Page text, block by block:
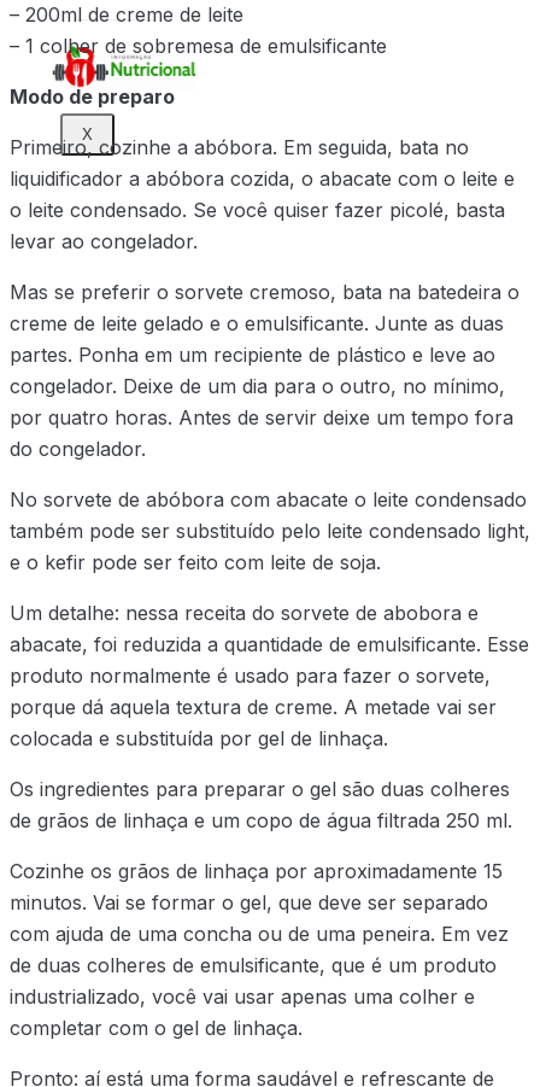
X
– 200ml de creme de leite
– 1 colher de sobremesa de emulsificante
Modo de preparo
Primeiro, cozinhe a abóbora. Em seguida, bata no
liquidificador a abóbora cozida, o abacate com o leite e
o leite condensado. Se você quiser fazer picolé, basta
levar ao congelador.
Mas se preferir o sorvete cremoso, bata na batedeira o
creme de leite gelado e o emulsificante. Junte as duas
partes. Ponha em um recipiente de plástico e leve ao
congelador. Deixe de um dia para o outro, no mínimo,
por quatro horas. Antes de servir deixe um tempo fora
do congelador.
No sorvete de abóbora com abacate o leite condensado
também pode ser substituído pelo leite condensado light,
e o kefir pode ser feito com leite de soja.
Um detalhe: nessa receita do sorvete de abobora e
abacate, foi reduzida a quantidade de emulsificante. Esse
produto normalmente é usado para fazer o sorvete,
porque dá aquela textura de creme. A metade vai ser
colocada e substituída por gel de linhaça.
Os ingredientes para preparar o gel são duas colheres
de grãos de linhaça e um copo de água filtrada 250 ml.
Cozinhe os grãos de linhaça por aproximadamente 15
minutos. Vai se formar o gel, que deve ser separado
com ajuda de uma concha ou de uma peneira. Em vez
de duas colheres de emulsificante, que é um produto
industrializado, você vai usar apenas uma colher e
completar com o gel de linhaça.
Pronto: aí está uma forma saudável e refrescante de